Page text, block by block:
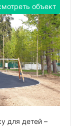
объект
для детей –